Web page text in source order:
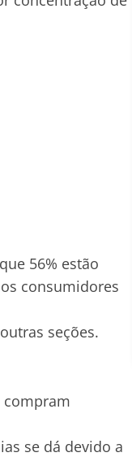
56% estão
consumidores
seções.
compram
se dá devido a